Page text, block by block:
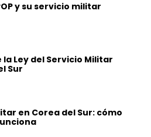
y su servicio militar
la Ley del Servicio Militar
Sur
en Corea del Sur: cómo